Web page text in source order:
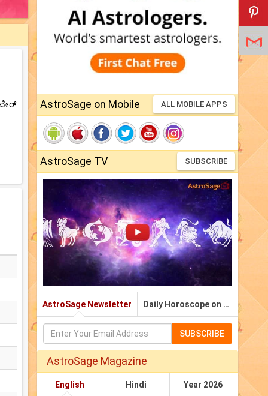
AstroSage on Mobile ALL MOBILE APPS
AstroSage TV SUBSCRIBE
AstroSage Newsletter Daily Horoscope on Email
SUBSCRIBE
AstroSage Magazine
English Hindi Year 2026